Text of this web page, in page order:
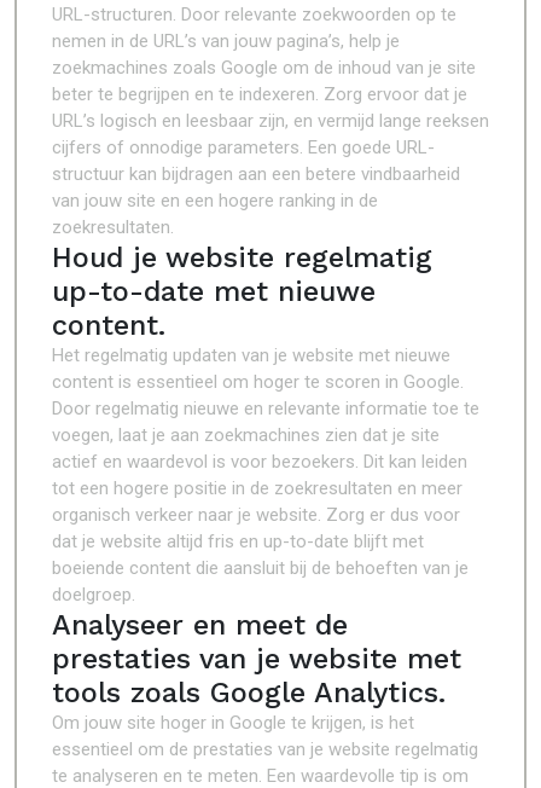
URL-structuren. Door relevante zoekwoorden op te
nemen in de URL’s van jouw pagina’s, help je
zoekmachines zoals Google om de inhoud van je site
beter te begrijpen en te indexeren. Zorg ervoor dat je
URL’s logisch en leesbaar zijn, en vermijd lange reeksen
cijfers of onnodige parameters. Een goede URL-
structuur kan bijdragen aan een betere vindbaarheid
van jouw site en een hogere ranking in de
zoekresultaten.
Houd je website regelmatig
up-to-date met nieuwe
content.
Het regelmatig updaten van je website met nieuwe
content is essentieel om hoger te scoren in Google.
Door regelmatig nieuwe en relevante informatie toe te
voegen, laat je aan zoekmachines zien dat je site
actief en waardevol is voor bezoekers. Dit kan leiden
tot een hogere positie in de zoekresultaten en meer
organisch verkeer naar je website. Zorg er dus voor
dat je website altijd fris en up-to-date blijft met
boeiende content die aansluit bij de behoeften van je
doelgroep.
Analyseer en meet de
prestaties van je website met
tools zoals Google Analytics.
Om jouw site hoger in Google te krijgen, is het
essentieel om de prestaties van je website regelmatig
te analyseren en te meten. Een waardevolle tip is om